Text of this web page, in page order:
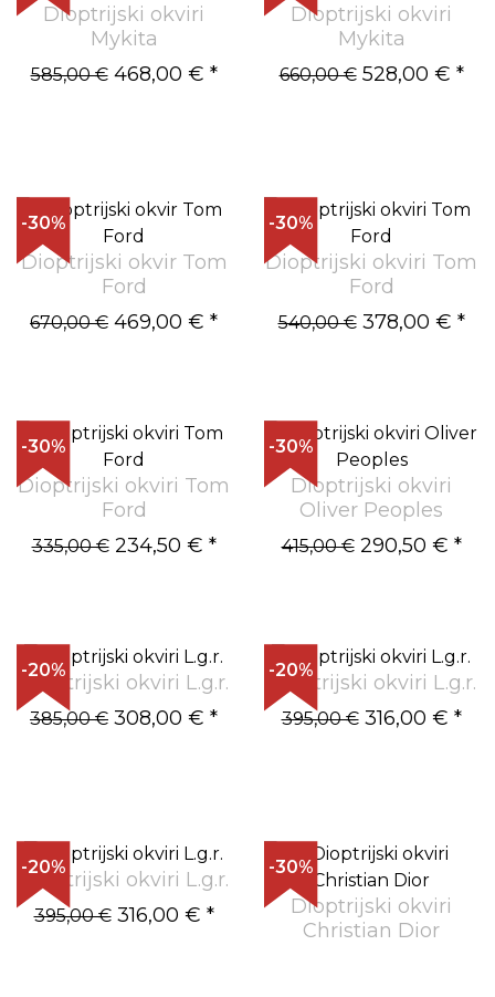
Dioptrijski okviri
Mykita
585,00 €468,00 € *
Dioptrijski okviri
Mykita
660,00 €528,00 € *
-30%
Dioptrijski okvir Tom
Ford
670,00 € 469,00 € *
-30%
Dioptrijski okviri Tom
Ford
540,00 €378,00 € *
-30%
Dioptrijski okviri Tom
Ford
335,00 €234,50 € *
-30%
Dioptrijski okviri
Oliver Peoples
415,00 €290,50 € *
-20%
Dioptrijski okviri L.g.r.
385,00 € 308,00 € *
-20%
Dioptrijski okviri L.g.r.
395,00 €316,00 € *
-20%
Dioptrijski okviri L.g.r.
395,00 €316,00 € *
-30%
Dioptrijski okviri
Christian Dior